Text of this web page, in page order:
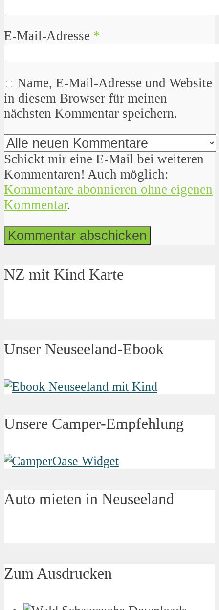
E-Mail-Adresse *
Name, E-Mail-Adresse und Website
in diesem Browser für meinen
nächsten Kommentar speichern.
Schickt mir eine E-Mail bei weiteren
Kommentaren! Auch möglich:
Kommentare abonnieren ohne eigenen
Kommentar.
NZ mit Kind Karte
Unser Neuseeland-Ebook
Unsere Camper-Empfehlung
Auto mieten in Neuseeland
Zum Ausdrucken